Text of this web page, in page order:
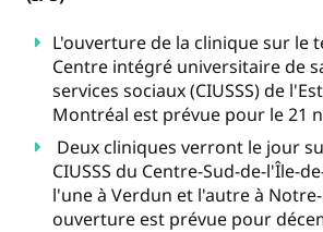
L'ouverture de la clinique sur le
Centre intégré universitaire de
services sociaux (CIUSSS) de
Montréal est prévue pour le 21
Deux cliniques verront le jour
CIUSSS du Centre-Sud-de-l'Île-
l'une à Verdun et l'autre à
ouverture est prévue pour